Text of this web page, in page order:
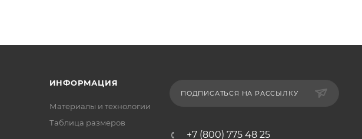
ИНФОРМАЦИЯ
Материалы и технологии
Таблица размеров
ПОДПИСАТЬСЯ НА РАССЫЛКУ
+7 (800) 775 48 25